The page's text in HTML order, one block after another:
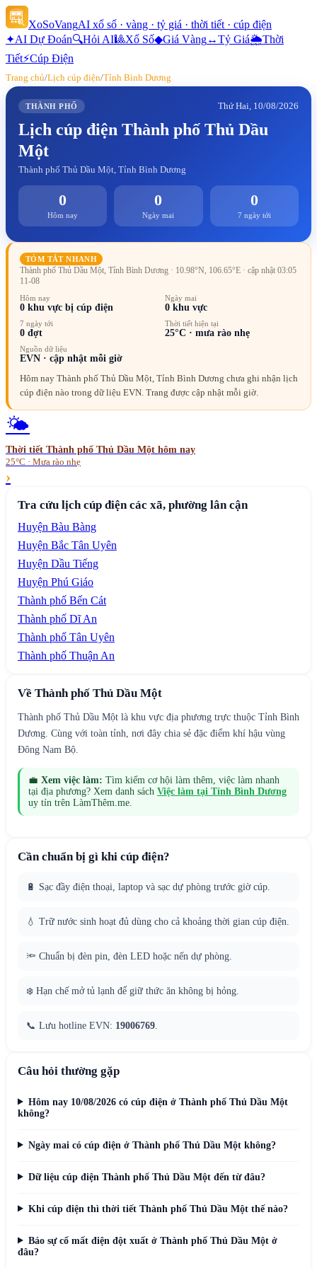
XoSoVangAI xổ số · vàng · tỷ giá · thời tiết · cúp điện
✦AI Dự Đoán🔍Hỏi AI🎱Xổ Số◆Giá Vàng↔Tỷ Giá🌦Thời
Tiết⚡Cúp Điện
Trang chủ/Lịch cúp điện/Tỉnh Bình Dương
THÀNH PHỐ Thứ Hai, 10/08/2026
Lịch cúp điện Thành phố Thủ Dầu
Một
Thành phố Thủ Dầu Một, Tỉnh Bình Dương
0
Hôm nay
0
Ngày mai
0
7 ngày tới
TÓM TẮT NHANH
Thành phố Thủ Dầu Một, Tỉnh Bình Dương · 10.98°N, 106.65°E · cập nhật 03:05
11-08
Hôm nay
0 khu vực bị cúp điện
Ngày mai
0khu vực
7 ngày tới
0 đợt
Thời tiết hiện tại
25°C · mưa rào nhẹ
Nguồn dữ liệu
EVN · cập nhật mỗi giờ
Hôm nay Thành phố Thủ Dầu Một, Tỉnh Bình Dương chưa ghi nhận lịch
cúp điện nào trong dữ liệu EVN. Trang được cập nhật mỗi giờ.
🌤️
Thời tiết Thành phố Thủ Dầu Một hôm nay
25°C · Mưa rào nhẹ
›
Tra cứu lịch cúp điện các xã, phường lân cận
Huyện Bàu Bàng
Huyện Bắc Tân Uyên
Huyện Dầu Tiếng
Huyện Phú Giáo
Thành phố Bến Cát
Thành phố Dĩ An
Thành phố Tân Uyên
Thành phố Thuận An
Về Thành phố Thủ Dầu Một
Thành phố Thủ Dầu Một là khu vực địa phương trực thuộc Tỉnh Bình
Dương. Cùng với toàn tỉnh, nơi đây chia sẻ đặc điểm khí hậu vùng
Đông Nam Bộ.
💼 Xem việc làm: Tìm kiếm cơ hội làm thêm, việc làm nhanh
tại địa phương? Xem danh sách Việc làm tại Tỉnh Bình Dương
uy tín trên LàmThêm.me.
Cần chuẩn bị gì khi cúp điện?
🔋 Sạc đầy điện thoại, laptop và sạc dự phòng trước giờ cúp.
💧 Trữ nước sinh hoạt đủ dùng cho cả khoảng thời gian cúp điện.
🔦 Chuẩn bị đèn pin, đèn LED hoặc nến dự phòng.
❄️ Hạn chế mở tủ lạnh để giữ thức ăn không bị hỏng.
📞 Lưu hotline EVN: 19006769
Câu hỏi thường gặp
Hôm nay 10/08/2026 có cúp điện ở Thành phố Thủ Dầu Một
không?
Ngày mai có cúp điện ở Thành phố Thủ Dầu Một không?
Dữ liệu cúp điện Thành phố Thủ Dầu Một đến từ đâu?
Khi cúp điện thì thời tiết Thành phố Thủ Dầu Một thế nào?
Báo sự cố mất điện đột xuất ở Thành phố Thủ Dầu Một ở
đâu?